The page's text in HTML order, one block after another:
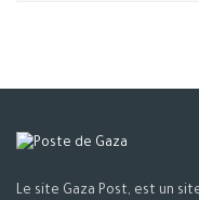
Le site Gaza Post, est un